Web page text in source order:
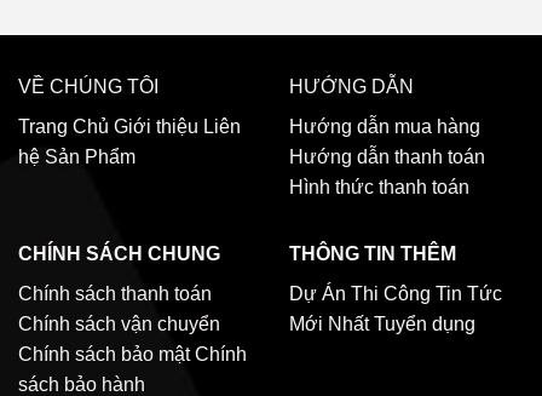
VỀ CHÚNG TÔI
Trang Chủ Giới thiệu Liên
hệ Sản Phẩm
HƯỚNG DẪN
Hướng dẫn mua hàng
Hướng dẫn thanh toán
Hình thức thanh toán
CHÍNH SÁCH CHUNG
Chính sách thanh toán
Chính sách vận chuyển
Chính sách bảo mật Chính
sách bảo hành
THÔNG TIN THÊM
Dự Án Thi Công Tin Tức
Mới Nhất Tuyển dụng